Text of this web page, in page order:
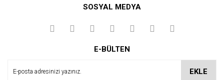
SOSYAL MEDYA
E-BÜLTEN
EKLE